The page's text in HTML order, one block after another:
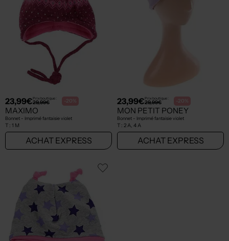
23,99€Prix boutique :
29,99€ -20%
MAXIMO
Bonnet - Imprimé fantaisie violet
T : 1 M
ACHAT EXPRESS
23,99€Prix boutique :
29,99€ -20%
MON PETIT PONEY
Bonnet - Imprimé fantaisie violet
T : 2 A, 4 A
ACHAT EXPRESS